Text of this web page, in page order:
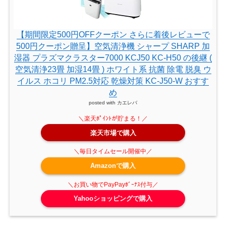
【期間限定500円OFFクーポン さらに着後レビューで
500円クーポン贈呈】空気清浄機 シャープ SHARP 加
湿器 プラズマクラスター7000 KCJ50 KC-H50 の後継 (
空気清浄23畳 加湿14畳 ) ホワイト系 抗菌 除電 脱臭 ウ
イルス ホコリ PM2.5対応 乾燥対策 KC-J50-W おすす
め
posted with カエレバ
楽天市場で購入
Amazonで購入
Yahooショッピングで購入